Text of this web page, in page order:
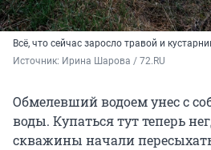
Всё, что сейчас заросло травой и
Источник: Ирина Шарова / 72.RU
Обмелевший водоем унес с
воды. Купаться тут теперь
скважины начали